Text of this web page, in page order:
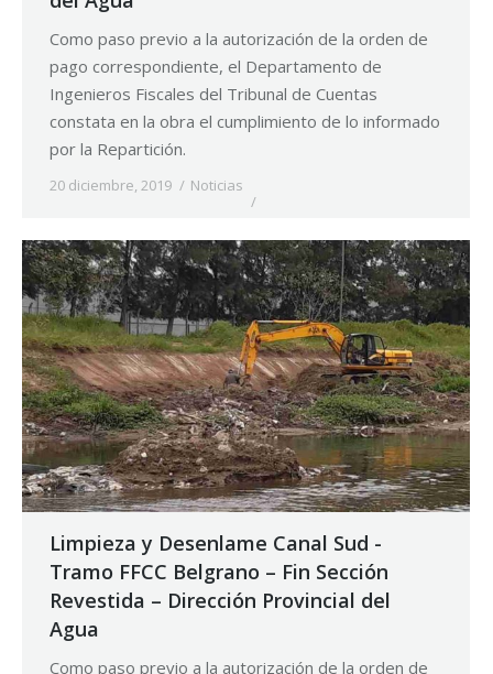
Como paso previo a la autorización de la orden de
pago correspondiente, el Departamento de
Ingenieros Fiscales del Tribunal de Cuentas
constata en la obra el cumplimiento de lo informado
por la Repartición.
20 diciembre, 2019 Noticias
Limpieza y Desenlame Canal Sud -
Tramo FFCC Belgrano – Fin Sección
Revestida – Dirección Provincial del
Agua
Como paso previo a la autorización de la orden de